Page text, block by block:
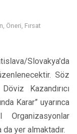
Öneri, Fırsat
Slovakya'da
Söz
Kazandırıcı
Karar” uyarınca
yer almaktadır.